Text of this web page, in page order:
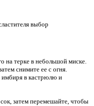
выбор
на терке в небольшой миске.
снимите ее с огня.
в кастрюлю и
затем перемешайте, чтобы